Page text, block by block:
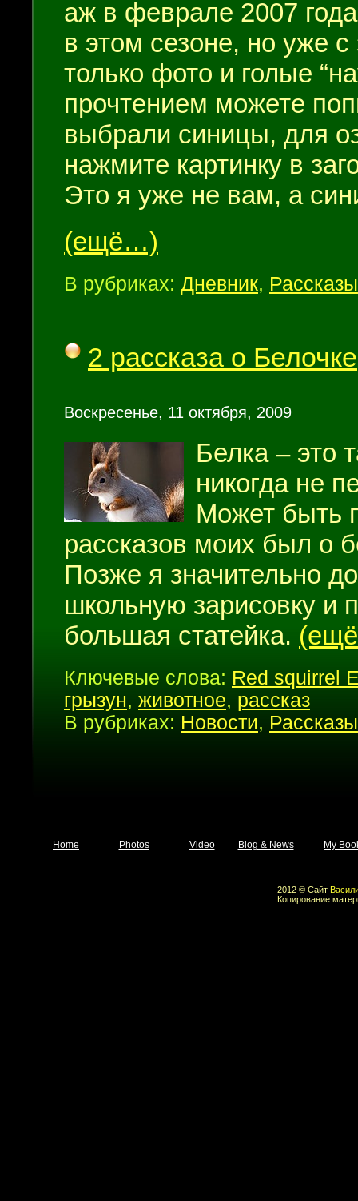
аж в феврале 2007
в этом сезоне, но уже
только фото и голые
прочтением можете
выбрали синицы, для
нажмите картинку в
Это я уже не вам, а
(ещё…)
В рубриках: Дневник, Рассказы
2 рассказа о Белочке
Воскресенье, 11 октября, 2009
Белка – это
никогда не
Может быть
рассказов моих был о
Позже я значительно
школьную зарисовку и
большая статейка.
Ключевые слова: Red squirrel
грызун, животное, рассказ
В рубриках: Новости, Рассказы
Home Photos Video Blog & News My
2012 © Сайт
Копирование